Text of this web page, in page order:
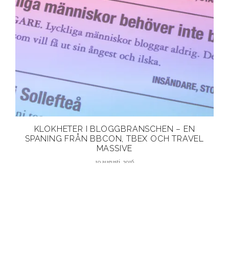
KLOKHETER I BLOGGBRANSCHEN – EN
SPANING FRÅN BBCON, TBEX OCH TRAVEL
MASSIVE
10 augusti, 2016